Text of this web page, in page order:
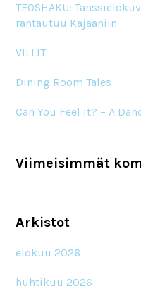
TEOSHAKU:
rantautuu Kajaaniin
VILLIT
Dining Room Tales
Can You Feel It? – A
Viimeisimmät
Arkistot
elokuu 2026
huhtikuu 2026